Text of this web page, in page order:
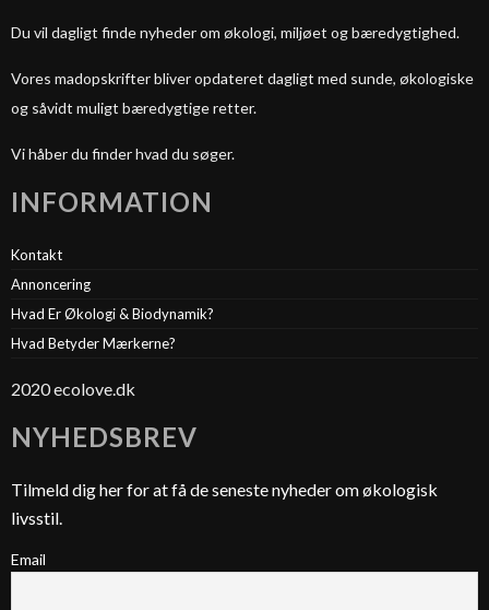
Du vil dagligt finde nyheder om økologi, miljøet og bæredygtighed.
Vores madopskrifter bliver opdateret dagligt med sunde, økologiske
og såvidt muligt bæredygtige retter.
Vi håber du finder hvad du søger.
INFORMATION
Kontakt
Annoncering
Hvad Er Økologi & Biodynamik?
Hvad Betyder Mærkerne?
2020 ecolove.dk
NYHEDSBREV
Tilmeld dig her for at få de seneste nyheder om økologisk
livsstil.
Email